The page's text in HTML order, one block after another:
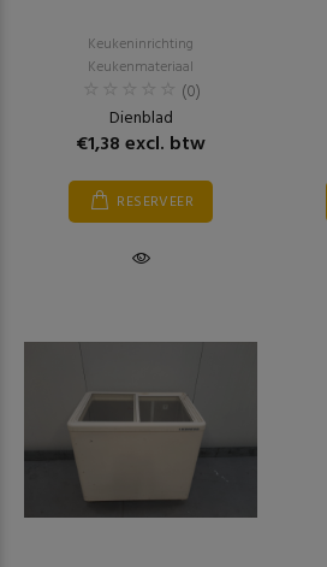
Keukeninrichting
Keukenmateriaal
(0)
Dienblad
€1,38 excl. btw
RESERVEER